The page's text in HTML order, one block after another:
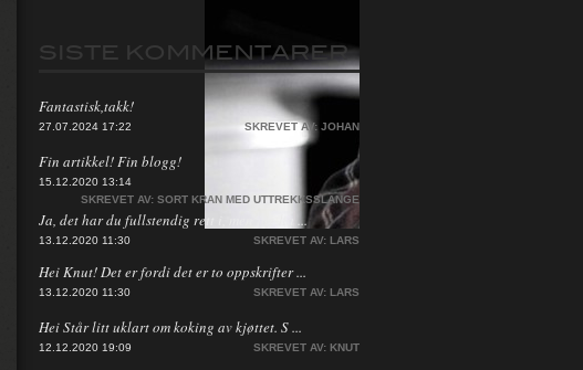
SISTE KOMMENTARER
Fantastisk,takk!
27.07.2024 17:22 SKREVET AV: JOHAN
Fin artikkel! Fin blogg!
15.12.2020 13:14
SKREVET AV: SORT KRAN MED UTTREKKSSLANGE
Ja, det har du fullstendig rett i, men jeg ha ...
13.12.2020 11:30 SKREVET AV: LARS
Hei Knut! Det er fordi det er to oppskrifter ...
13.12.2020 11:30 SKREVET AV: LARS
Hei Står litt uklart om koking av kjøttet. S ...
12.12.2020 19:09 SKREVET AV: KNUT